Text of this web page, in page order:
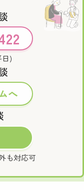
日)
へ
も対応可